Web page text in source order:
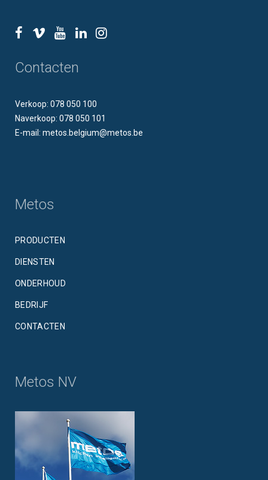
Contacten
Verkoop: 078 050 100
Naverkoop: 078 050 101
E-mail: metos.belgium@metos.be
Metos
PRODUCTEN
DIENSTEN
ONDERHOUD
BEDRIJF
CONTACTEN
Metos NV